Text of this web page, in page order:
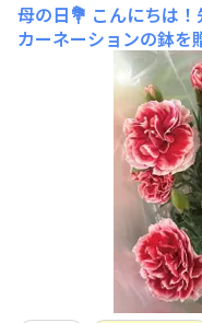
母の日💐 こんにちは！
カーネーションの鉢を
てもかわいくてわた
いてないのもあるの
もらおうと思います
ひぜひ教えてくださ